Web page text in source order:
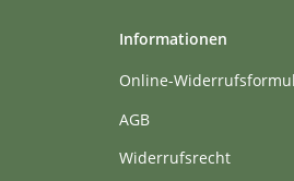
Informationen
Online-
AGB
Widerrufsrecht